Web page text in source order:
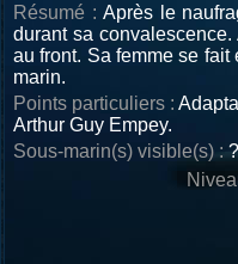
Résumé : Après le
durant sa
au front. Sa femme se
marin.
Points particuliers :
Arthur Guy Empey.
Sous-marin(s) visible(s) : ?